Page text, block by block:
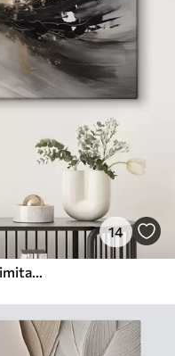
14
Abstraktne kompositsioon, maali imitatsioon